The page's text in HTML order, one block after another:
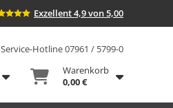
Exzellent 4,9 von 5,00
Service-Hotline 07961 / 5799-0
Warenkorb
0,00 €